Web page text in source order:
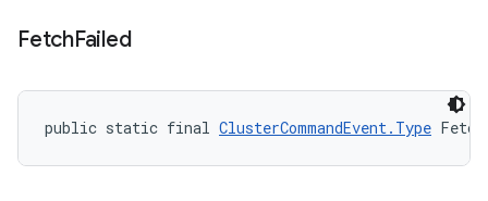
FetchFailed
public static final ClusterCommandEvent.Type